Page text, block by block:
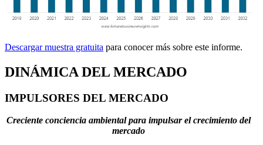
Descargar muestra gratuita para conocer más sobre este informe.
DINÁMICA DEL MERCADO
IMPULSORES DEL MERCADO
Creciente conciencia ambiental para impulsar el crecimiento del
mercado